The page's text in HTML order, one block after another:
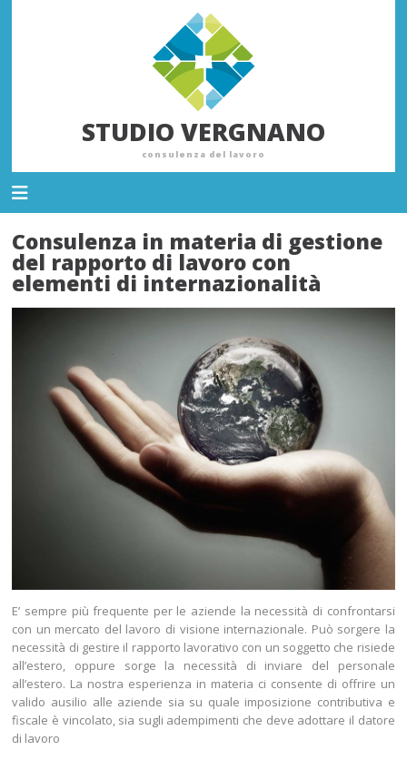
STUDIO VERGNANO
consulenza del lavoro
Consulenza in materia di gestione
del rapporto di lavoro con
elementi di internazionalità
E’ sempre più frequente per le aziende la necessità di confrontarsi
con un mercato del lavoro di visione internazionale. Può sorgere la
necessità di gestire il rapporto lavorativo con un soggetto che risiede
all’estero, oppure sorge la necessità di inviare del personale
all’estero. La nostra esperienza in materia ci consente di offrire un
valido ausilio alle aziende sia su quale imposizione contributiva e
fiscale è vincolato, sia sugli adempimenti che deve adottare il datore
di lavoro